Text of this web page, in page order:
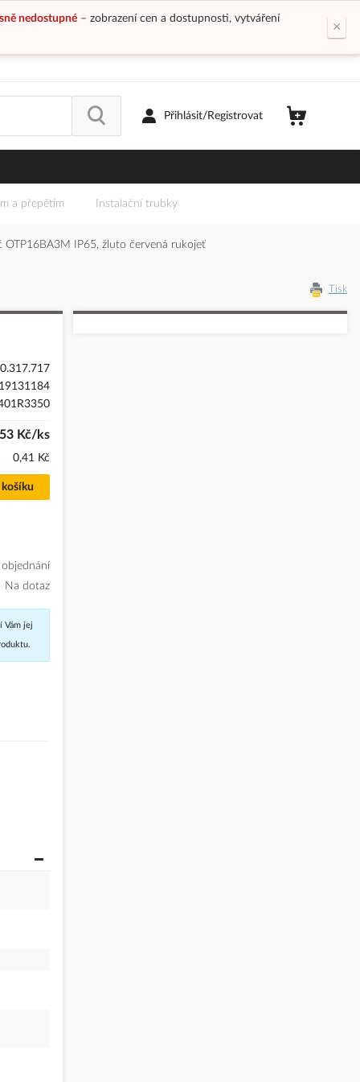
nedostupné– zobrazení cen a dostupnosti, vytváření
×
Přihlásit/Registrovat
a přepětím Instalační trubky
OTP16BA3M IP65, žluto červená rukojeť
Tisk
Kč/ks
0,41 Kč
Na dotaz
Vám jej